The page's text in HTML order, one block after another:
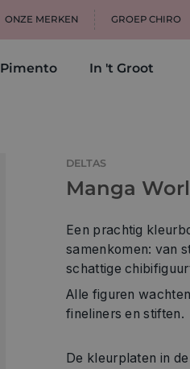
ONZE MERKEN GROEP CHIRO
Pimento In 't Groot
DELTAS
Manga
Een prachtig
samenkomen: van
schattige
Alle figuren
fineliners en stiften.
De kleurplaten in